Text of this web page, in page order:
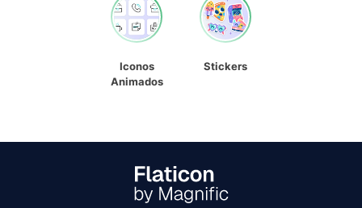
Iconos
Animados
Stickers